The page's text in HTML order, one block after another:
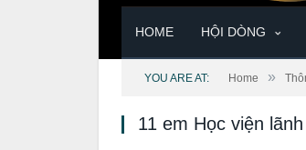
HOME HỘI DÒNG
YOU ARE AT: Home »
11 em Học viện